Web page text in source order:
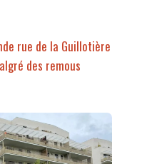
rue de la Guillotière
des remous